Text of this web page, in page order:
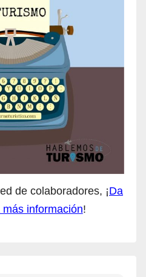
de colaboradores, ¡Da
información!